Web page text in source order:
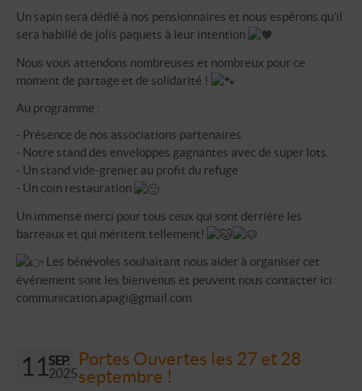
Un sapin sera dédié à nos pensionnaires et nous espérons qu'il
sera habillé de jolis paquets à leur intention
Nous vous attendons nombreuses et nombreux pour ce
moment de partage et de solidarité !
Au programme :
- Présence de nos associations partenaires
- Notre stand des enveloppes gagnantes avec de super lots.
- Un stand vide-grenier au profit du refuge
- Un coin restauration
Un immense merci pour tous ceux qui sont derrière les
barreaux et qui méritent tellement!
Les bénévoles souhaitant nous aider à organiser cet
événement sont les bienvenus et peuvent nous contacter ici :
communication.apagi@gmail.com
11SEP.
2025
Portes Ouvertes les 27 et 28
septembre !